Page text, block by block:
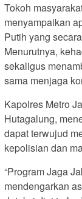
Tokoh
menyampaikan
Putih yang
Menurutnya,
sekaligus
sama menjaga
Kapolres Metro
Hutagalung,
dapat terwujud
kepolisian dan
“Program Jaga
mendengarkan